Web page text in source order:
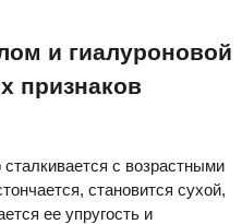
и гиалуроновой
признаков
с возрастными
становится сухой,
ее упругость и